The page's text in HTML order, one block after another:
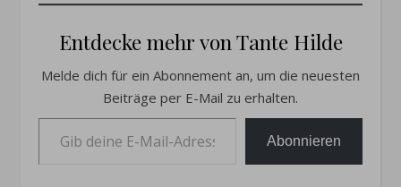
Entdecke mehr von Tante Hilde
Melde dich für ein Abonnement an, um die neuesten
Beiträge per E-Mail zu erhalten.
Gib deine E-Mail-Adresse ein ...
Abonnieren